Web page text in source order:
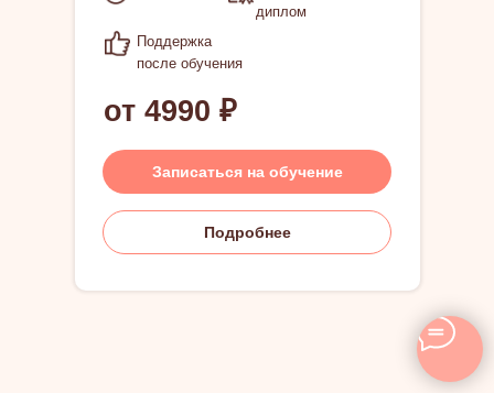
Записаться на обучение
Подробнее
от 4990 ₽
диплом
Поддержка
после обучения